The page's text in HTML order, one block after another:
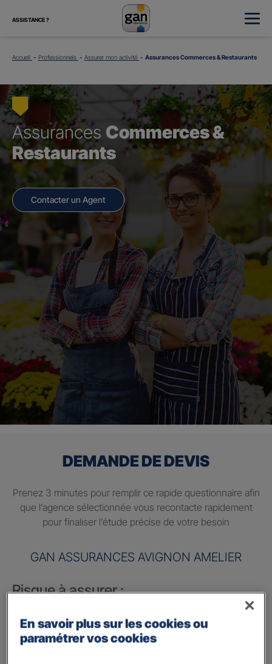
ASSISTANCE ?
Accueil Professionnels Assurer mon activité Assurances Commerces & Restaurants
Assurances Commerces &
Restaurants
Contacter un Agent
DEMANDE DE DEVIS
Prenez 3 minutes pour remplir ce rapide questionnaire afin
que l’agence sélectionnée vous recontacte rapidement
pour finaliser l’étude précise de votre besoin
GAN ASSURANCES AVIGNON AMELIER
Risque à assurer :
Nom de société (Raison sociale)
En savoir plus sur les cookies ou
paramétrer vos cookies